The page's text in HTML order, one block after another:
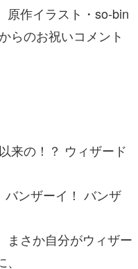
原作イラスト・so-bin
らのお祝いコメント
来の！？ ウィザード
ンザーイ！ バンザ
さか自分がウィザー